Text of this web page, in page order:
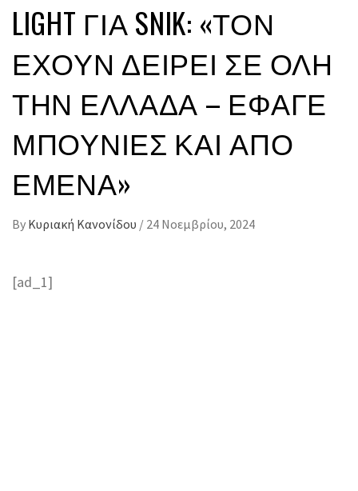
LIGHT ΓΙΑ SNIK: «ΤΟΝ
ΈΧΟΥΝ ΔΕΊΡΕΙ ΣΕ ΌΛΗ
ΤΗΝ ΕΛΛΆΔΑ – ΈΦΑΓΕ
ΜΠΟΥΝΙΈΣ ΚΑΙ ΑΠΌ
ΕΜΈΝΑ»
By Κυριακή Κανονίδου / 24 Νοεμβρίου, 2024
[ad_1]